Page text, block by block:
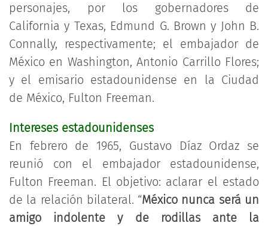
personajes, por los gobernadores de
California y Texas, Edmund G. Brown y John B.
Connally, respectivamente; el embajador de
México en Washington, Antonio Carrillo Flores;
y el emisario estadounidense en la Ciudad
de México, Fulton Freeman.
Intereses estadounidenses
En febrero de 1965, Gustavo Díaz Ordaz se
reunió con el embajador estadounidense,
Fulton Freeman. El objetivo: aclarar el estado
de la relación bilateral. “México nunca será un
amigo indolente y de rodillas ante la